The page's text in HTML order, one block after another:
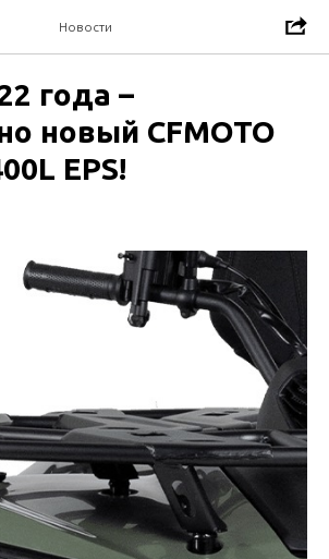
Новости
года –
новый CFMOTO
EPS!